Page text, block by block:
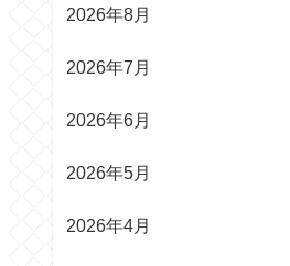
2026年8月
2026年7月
2026年6月
2026年5月
2026年4月